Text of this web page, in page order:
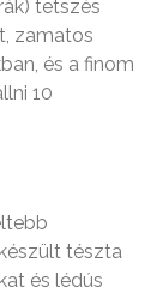
tetszés
zamatos
és a finom
10
tészta
és lédús